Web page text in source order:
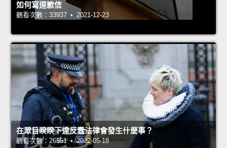
如何寫道歉信
觀看次數：33937 • 2021-12-23
在眾目睽睽下違反蠢法律會發生什麼事？
觀看次數：26551 • 2022-05-18